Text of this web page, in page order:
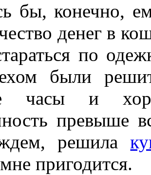
бы, конечно,
денег в
по
были
часы и
превыше
решила
пригодится.